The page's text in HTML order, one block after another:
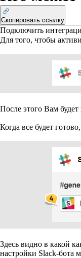
Скопировать ссылку
Подключить
Для того, чтобы
После этого Вам
Когда все будет
Здесь видно в какой
настройки Slack-бота